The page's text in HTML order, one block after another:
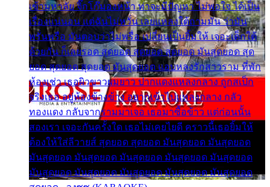
เข้ามหาลัย จิ๊กโก๊มองหน้า ท่าจะมีปัญหา ไม่พอใจ ได้เป็น
เรื่องแน่นอน แต่ฉันไม่หวั่น เลยแหลงใต้ถามมัน ว่ามัน
พรั่นพรือ มันตอบว่าไม่พรื่อ เปลี่ยนเป็นยิ้มให้ เจอะเด็กใต้
ด้วยกัน ก็เลยรอด สุดยอด สุดยอด สุดยอด มันสุดยอด สุด
ยอด สุดยอด สุดยอด มันสุดยอด แอบหลงรักสาวราม ที่พัก
ห้องเช่า เธอผิวขาวผมยาว ปากแดงแหลงกลาง ถูกสเป็ก
จริงเธอ อยู่ห้องข้างข้าง อยากเข้าไปแหลงกลาง กลัว
ทองแดง กลับจากรามมาเจอ เธอมาซื้อข้าว แต่ก่อนนั้น
สองเรา เจอะกันครั้งใด เธอไม่เคยไยดี คราวนี้เธอยิ้มให้
ต้องให้ใส่ลีวายส์ สุดยอด สุดยอด มันสุดยอด มันสุดยอด
มันสุดยอด มันสุดยอด มันสุดยอด มันสุดยอด มันสุดยอด
มันสุดยอด มันสุดยอด มันสุดยอด มันสุดยอด มันสุดยอด